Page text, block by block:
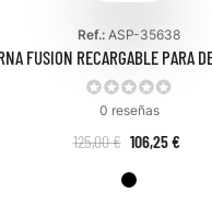
Ref.: ASP-35638
FUSION RECARGABLE PARA
SERIE "T"
0 reseñas
125,00 € 106,25 €